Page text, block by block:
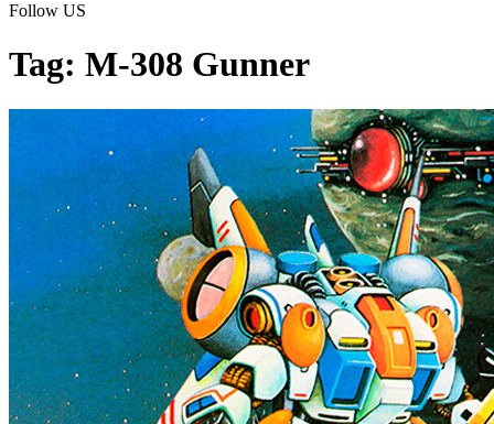
Follow US
Tag: M-308 Gunner